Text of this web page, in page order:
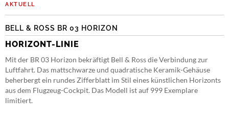
AKTUELL
BELL & ROSS BR 03 HORIZON
HORIZONT-LINIE
Mit der BR 03 Horizon bekräftigt Bell & Ross die Verbindung zur
Luftfahrt. Das mattschwarze und quadratische Keramik-Gehäuse
beherbergt ein rundes Zifferblatt im Stil eines künstlichen Horizonts
aus dem Flugzeug-Cockpit. Das Modell ist auf 999 Exemplare
limitiert.